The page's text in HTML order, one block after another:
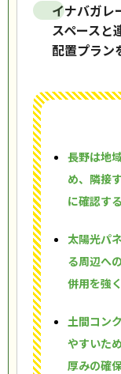
イナバガレ
スペースと
配置プラン
長野は地
め、隣接
に確認す
太陽光パ
る周辺へ
併用を強
土間コン
やすいた
厚みの確